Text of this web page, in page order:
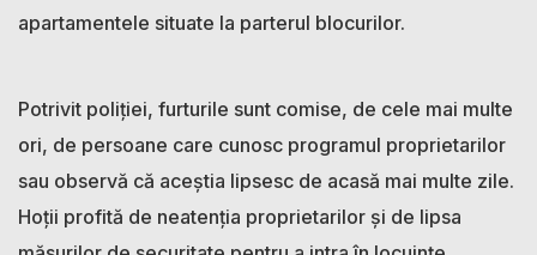
apartamentele situate la parterul blocurilor.
Potrivit poliției, furturile sunt comise, de cele mai multe
ori, de persoane care cunosc programul proprietarilor
sau observă că aceștia lipsesc de acasă mai multe zile.
Hoții profită de neatenția proprietarilor și de lipsa